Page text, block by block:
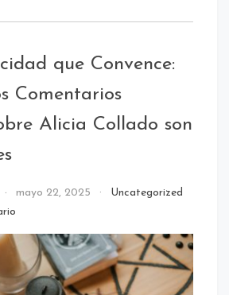
que Convence:
Comentarios
Alicia Collado son
mayo 22, 2025
Uncategorized
en
Autenticidad
que
Convence: